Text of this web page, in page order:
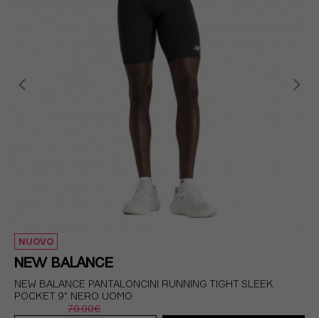
NUOVO
NEW BALANCE
NEW BALANCE PANTALONCINI RUNNING TIGHT SLEEK
POCKET 9" NERO UOMO
70,00€